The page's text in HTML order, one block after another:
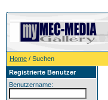
Home / Suchen
Registrierte Benutzer
Benutzername: